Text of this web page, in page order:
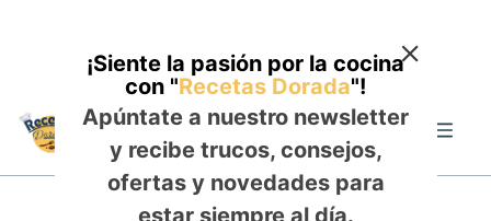
content
¡Siente la pasión por la cocina
con "Recetas Dorada"!
Apúntate a nuestro newsletter
y recibe trucos, consejos,
ofertas y novedades para
estar siempre al día.